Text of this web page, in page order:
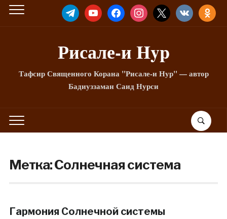
TELEGRAMYOUTUBEFACEBOOKINSTAGRAM
X VKONTAKTE
Рисале-и Hyp
Тафсир Священного Корана "Рисале-и Нур" — автор
Бадиуззаман Саид Нурси
Метка:Солнечная система
Гармония Солнечной системы